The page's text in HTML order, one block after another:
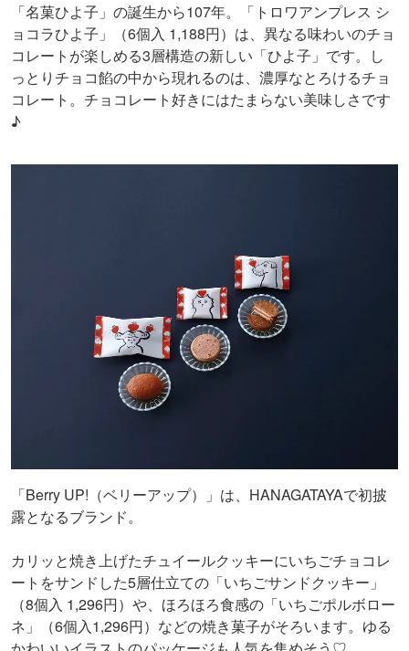
「名菓ひよ子」の誕生から107年。「トロワアンプレス シ
ョコラひよ子」（6個入 1,188円）は、異なる味わいのチョ
コレートが楽しめる3層構造の新しい「ひよ子」です。し
っとりチョコ餡の中から現れるのは、濃厚なとろけるチョ
コレート。チョコレート好きにはたまらない美味しさです
♪
「Berry UP!（ベリーアップ）」は、HANAGATAYAで初披
露となるブランド。
カリッと焼き上げたチュイールクッキーにいちごチョコレ
ートをサンドした5層仕立ての「いちごサンドクッキー」
（8個入 1,296円）や、ほろほろ食感の「いちごポルボロー
ネ」（6個入1,296円）などの焼き菓子がそろいます。ゆる